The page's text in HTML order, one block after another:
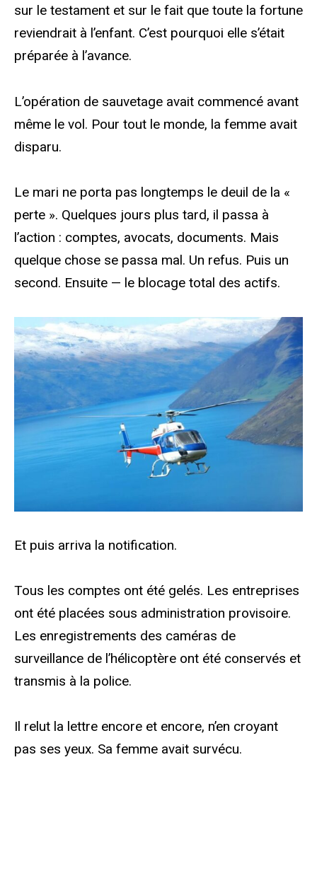
sur le testament et sur le fait que toute la fortune
reviendrait à l’enfant. C’est pourquoi elle s’était
préparée à l’avance.
L’opération de sauvetage avait commencé avant
même le vol. Pour tout le monde, la femme avait
disparu.
Le mari ne porta pas longtemps le deuil de la «
perte ». Quelques jours plus tard, il passa à
l’action : comptes, avocats, documents. Mais
quelque chose se passa mal. Un refus. Puis un
second. Ensuite — le blocage total des actifs.
Et puis arriva la notification.
Tous les comptes ont été gelés. Les entreprises
ont été placées sous administration provisoire.
Les enregistrements des caméras de
surveillance de l’hélicoptère ont été conservés et
transmis à la police.
Il relut la lettre encore et encore, n’en croyant
pas ses yeux. Sa femme avait survécu.